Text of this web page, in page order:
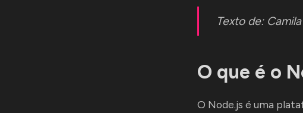
Texto de:
O que é o
O Node.js é uma